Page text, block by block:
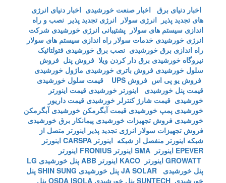
اخبار دنیای برق اخبار صنعت خورشیدی اخبار دنیای انرژی
های تجدید پذیر انرژی سولار انرژی تجدید پذیر نصب و راه
اندازی سیستم های سولار پشتیبانی انرژی خورشیدی شرکت
انرژی خورشیدی خدمات سولار راه اندازی سیستم های سولار
راه اندازی برق خورشیدی نصب برق خورشیدی فتولتائیک
نیروگاه خورشیدی برق دار کردن ویلا فروش پنل فروش
سلول خورشیدی فروش باتری خورشیدی ماژول خورشیدی
فروش یو پی اس فروش UPS
قیمت سلول خورشیدی
قیمت پنل خورشیدی
اینورتر خورشیدی قیمت اینورتر
خورشیدی قیمت شارژ کنترلر خورشیدی قیمت داریور
خورشیدی پمپ خورشیدی قیمت آبگرمکن خورشیدی آبگرمکن
خورشیدی فروش تجهیزات خورشیدی پیمانکار برق خورشیدی
فروش تجهیزات سولار انرژی تجدید پذیر اینورتر متصل از
شبکه اینورتر منفصل از شبکه اینورتر CARSPA
اینورتر
EPEVER اینورتر SMA اینورتر FRONIUS
اینورتر
اینورتر KACO اینورتر ABB
پنل خورشیدی LG
پنل خورشیدی JA SOLAR
پنل خورشیدی SHIN SUNG
پنل
خورشیدی SUNTECH
پنل خورشیدی OSDA ISOLA
پنل